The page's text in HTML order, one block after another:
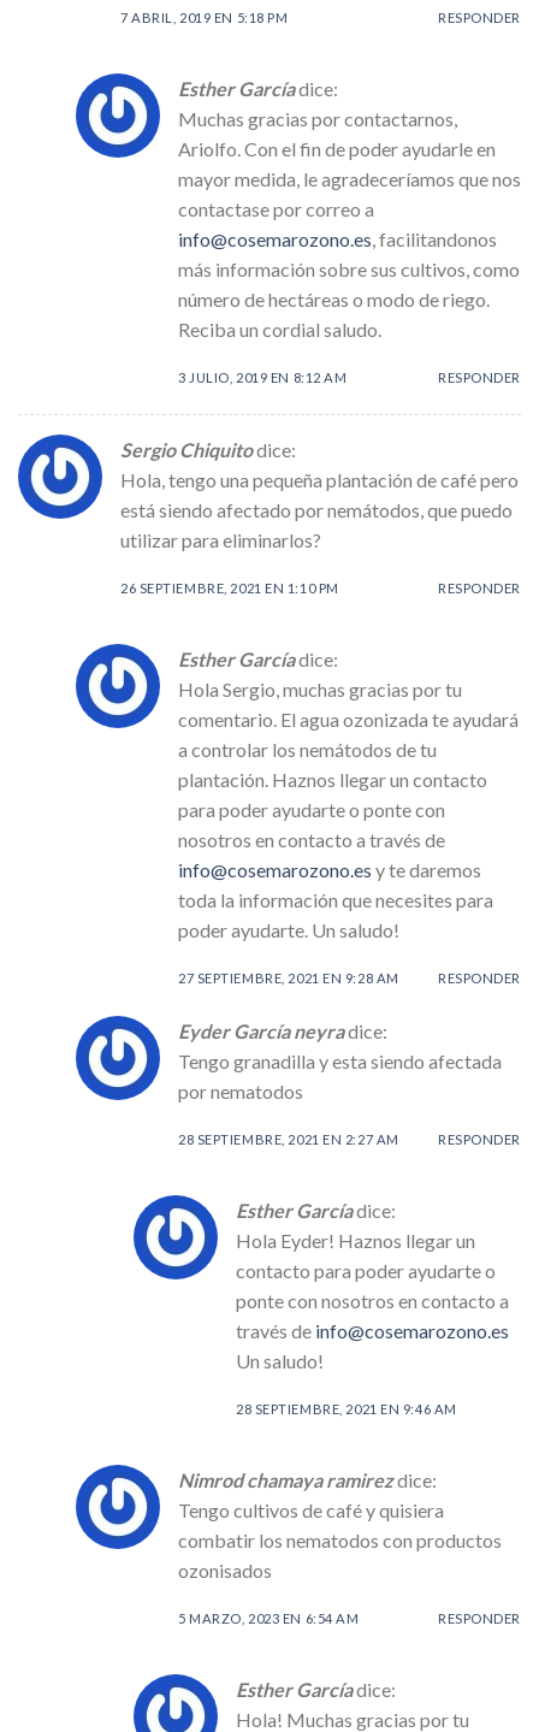
7 ABRIL, 2019 EN 5:18 PM RESPONDER
Esther Garcíadice:
Muchas gracias por contactarnos,
Ariolfo. Con el fin de poder ayudarle en
mayor medida, le agradeceríamos que nos
contactase por correo a
info@cosemarozono.es, facilitandonos
más información sobre sus cultivos, como
número de hectáreas o modo de riego.
Reciba un cordial saludo.
3 JULIO, 2019 EN 8:12 AM RESPONDER
Sergio Chiquitodice:
Hola, tengo una pequeña plantación de café pero
está siendo afectado por nemátodos, que puedo
utilizar para eliminarlos?
26 SEPTIEMBRE, 2021 EN 1:10 PM RESPONDER
Esther Garcíadice:
Hola Sergio, muchas gracias por tu
comentario. El agua ozonizada te ayudará
a controlar los nemátodos de tu
plantación. Haznos llegar un contacto
para poder ayudarte o ponte con
nosotros en contacto a través de
info@cosemarozono.es y te daremos
toda la información que necesites para
poder ayudarte. Un saludo!
27 SEPTIEMBRE, 2021 EN 9:28 AM RESPONDER
Eyder García neyradice:
Tengo granadilla y esta siendo afectada
por nematodos
28 SEPTIEMBRE, 2021 EN 2:27 AM RESPONDER
Esther Garcíadice:
Hola Eyder! Haznos llegar un
contacto para poder ayudarte o
ponte con nosotros en contacto a
través de info@cosemarozono.es
Un saludo!
28 SEPTIEMBRE, 2021 EN 9:46 AM
Nimrod chamaya ramirezdice:
Tengo cultivos de café y quisiera
combatir los nematodos con productos
ozonisados
5 MARZO, 2023 EN 6:54 AM RESPONDER
Esther Garcíadice:
Hola! Muchas gracias por tu